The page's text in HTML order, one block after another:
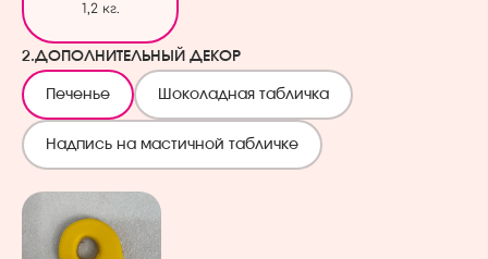
1,2 кг.
2.ДОПОЛНИТЕЛЬНЫЙ ДЕКОР
Печенье Шоколадная табличка
Надпись на мастичной табличке